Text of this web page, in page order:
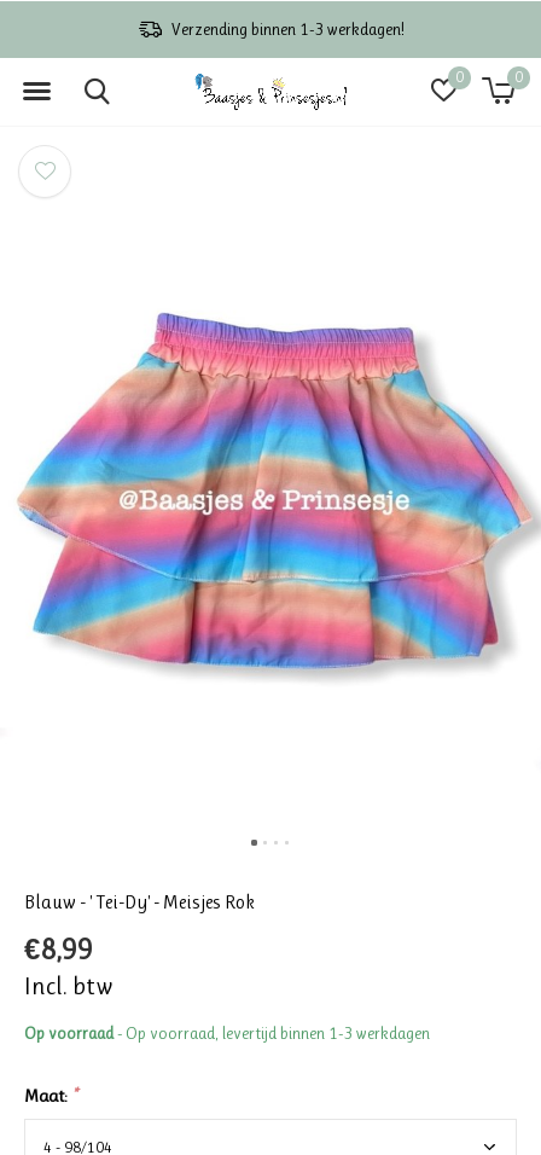
0 0
Verzending binnen 1-3 werkdagen!
Blauw - ' Tei-Dy' - Meisjes Rok
€8,99
Incl. btw
Op voorraad- Op voorraad, levertijd binnen 1-3 werkdagen
Maat: *